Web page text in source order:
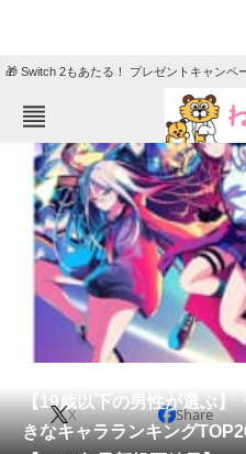
🎁 Switch 2もあたる！ プレゼントキャンペ
ねとらぼメニュー
TOP
エンタメ
グルメ
住まい
会員記事
【19歳以下の男性が選ぶ】
きなキャラランキング
X Share